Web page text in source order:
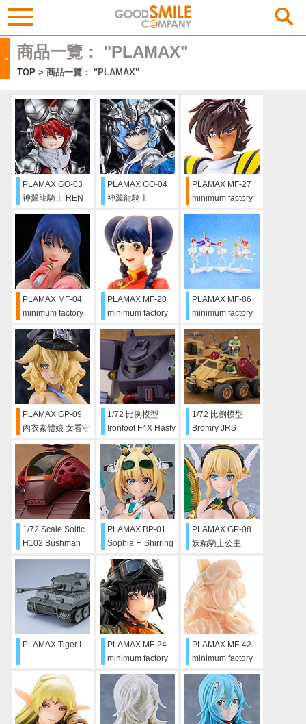
商品一覽： "PLAMAX"
TOP > 商品一覽： "PLAMAX"
PLAMAX GO-03
神翼龍騎士 REN
PLAMAX GO-04
神翼龍騎士
BAHAMUT
PLAMAX MF-27
minimum factory
PLAMAX MF-04
minimum factory
嗎Ver.
PLAMAX MF-20
minimum factory
PLAMAX MF-86
minimum factory
MISSION 形象顏
色ver. SET
PLAMAX GP-09
內衣素體娘 女看守
1/72 比例模型
Ironfoot F4X Hasty
1/72 比例模型
Bromry JRS
揮官型 & 飛彈匣型
1/72 Scale Soltic
H102 Bushman
PLAMAX BP-01
Sophia F. Shirring
PLAMAX GP-08
妖精騎士公主
PLAMAX Tiger I
PLAMAX MF-24
minimum factory
PLAMAX MF-42
minimum factory